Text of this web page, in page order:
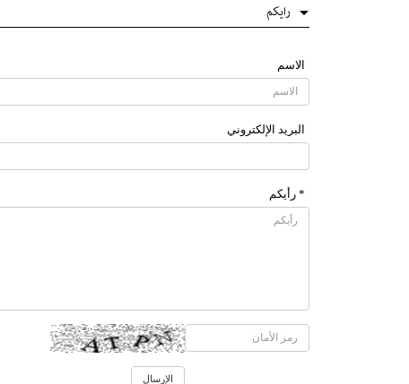
رایکم
الاسم
البرید الإلکتروني
* رأیکم